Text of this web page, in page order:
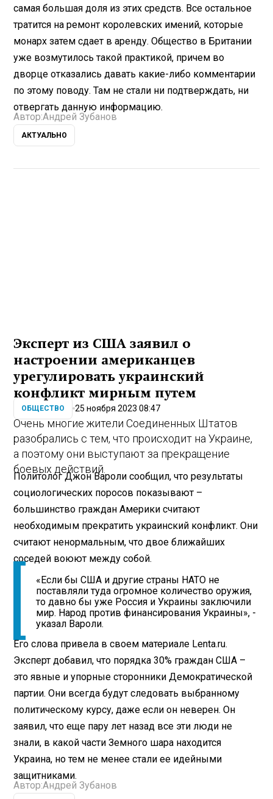
самая большая доля из этих средств. Все остальное
тратится на ремонт королевских имений, которые
монарх затем сдает в аренду. Общество в Британии
уже возмутилось такой практикой, причем во
дворце отказались давать какие-либо комментарии
по этому поводу. Там не стали ни подтверждать, ни
отвергать данную информацию.
Автор:Андрей Зубанов
АКТУАЛЬНО
Эксперт из США заявил о
настроении американцев
урегулировать украинский
конфликт мирным путем
ОБЩЕСТВО 25 ноября 2023 08:47
Очень многие жители Соединенных Штатов
разобрались с тем, что происходит на Украине,
а поэтому они выступают за прекращение
боевых действий.
Политолог Джон Вароли сообщил, что результаты
социологических поросов показывают –
большинство граждан Америки считают
необходимым прекратить украинский конфликт. Они
считают ненормальным, что двое ближайших
соседей воюют между собой.
«Если бы США и другие страны НАТО не
поставляли туда огромное количество оружия,
то давно бы уже Россия и Украины заключили
мир. Народ против финансирования Украины», -
указал Вароли.
Его слова привела в своем материале Lenta.ru.
Эксперт добавил, что порядка 30% граждан США –
это явные и упорные сторонники Демократической
партии. Они всегда будут следовать выбранному
политическому курсу, даже если он неверен. Он
заявил, что еще пару лет назад все эти люди не
знали, в какой части Земного шара находится
Украина, но тем не менее стали ее идейными
защитниками.
Автор:Андрей Зубанов